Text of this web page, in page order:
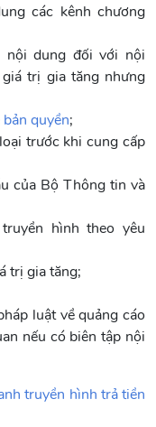
các kênh chương
nội dung đối với nội
trị gia tăng nhưng
bản quyền;
trước khi cung cấp
của Bộ Thông tin và
hình theo yêu
trị gia tăng;
luật về quảng cáo
nếu có biên tập nội
truyền hình trả tiền